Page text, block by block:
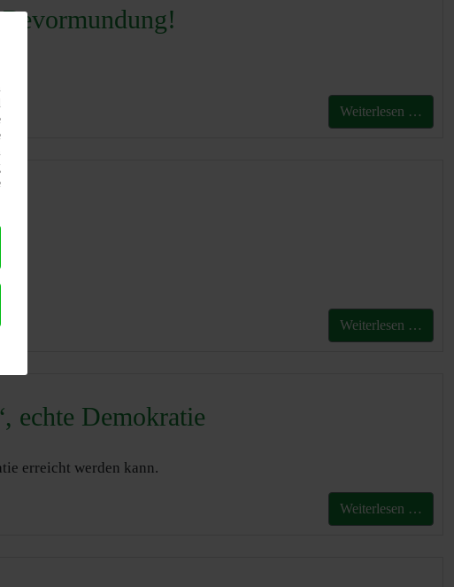
Weiterlesen …
Weiterlesen …
echte Demokratie
erreicht werden kann.
Weiterlesen …